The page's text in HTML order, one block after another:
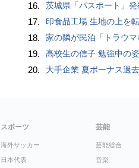
16. 茨城県「パスポート」発
17. 印食品工場 生地の上を
18. 家の隣が民泊「トラウマ
19. 高校生の信子 勉強中の
20. 大手企業 夏ボーナス過
スポーツ
海外サッカー
日本代表
芸能
芸能総合
音楽